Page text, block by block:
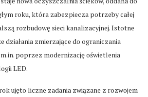
roku, która zabezpiecza potrzeby całej
rozbudowę sieci kanalizacyjnej. Istotne
działania zmierzające do ograniczania
poprzez modernizację oświetlenia
LED.
ujęto liczne zadania związane z rozwojem